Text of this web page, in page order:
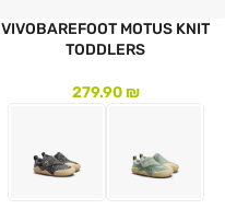
VIVOBAREFOOT MOTUS KNIT
TODDLERS
279.90₪